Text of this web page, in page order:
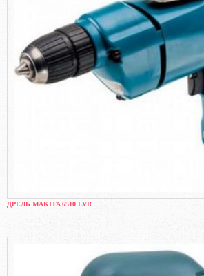
ДРЕЛЬ MAKITA 6510 LVR